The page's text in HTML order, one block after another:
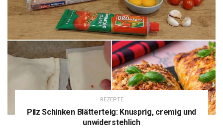
REZEPTE
Pilz Schinken Blätterteig: Knusprig, cremig und
unwiderstehlich